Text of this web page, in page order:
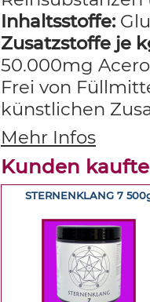
Inhaltsstoffe:
Zusatzstoffe je
50.000mg
Frei von
künstlichen
Mehr Infos
Kunden
STERNENKLANG 7